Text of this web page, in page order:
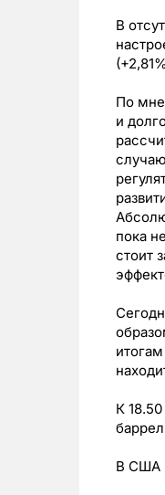
В
По
и
пока
стоит
К
В США